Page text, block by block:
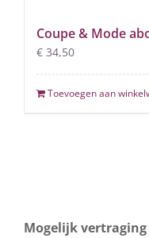
Coupe & Mode
€ 34,50
Toevoegen aan
Mogelijk